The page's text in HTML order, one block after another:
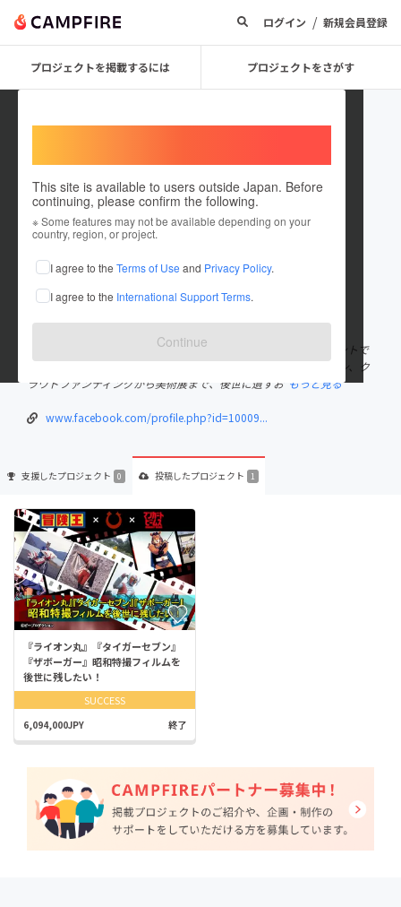
ログイン / 新規会員登録
プロジェクトを掲載するには プロジェクトをさがす
This site is available to users outside Japan. Before
continuing, please confirm the following.
※ Some features may not be available depending on your
country, region, or project.
I agree to the Terms of Use and Privacy Policy.
I agree to the International Support Terms.
Continue
vp_archive
これまでに1件のプロジェクトを投稿しています
在住国：日本 現在地：東京都
出身国：日本 出身地：東京都
株式会社バリュープラスのアーカイヴを中心とする事業のアカウントで
す。 フィルム/台本/制作資料など貴重な資産を、棚卸からスキャン、ク
ラウドファンディングから美術展まで、後世に遺すお もっと見る
www.facebook.com/profile.php?id=10009...
支援したプロジェクト 0 投稿したプロジェクト 1
『ライオン丸』『タイガーセブン』
『ザボーガー』昭和特撮フィルムを
後世に残したい！
SUCCESS
6,094,000JPY 終了